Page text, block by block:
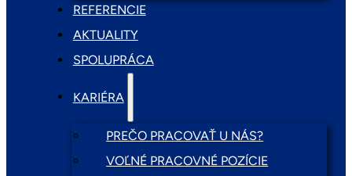
REFERENCIE
AKTUALITY
SPOLUPRÁCA
KARIÉRA
PREČO PRACOVAŤ U NÁS?
VOĽNÉ PRACOVNÉ POZÍCIE